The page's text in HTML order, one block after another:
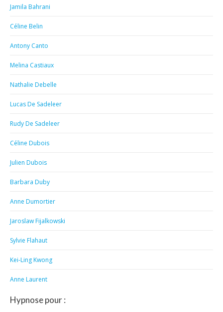
Jamila Bahrani
Céline Belin
Antony Canto
Melina Castiaux
Nathalie Debelle
Lucas De Sadeleer
Rudy De Sadeleer
Céline Dubois
Julien Dubois
Barbara Duby
Anne Dumortier
Jaroslaw Fijalkowski
Sylvie Flahaut
Kei-Ling Kwong
Anne Laurent
Hypnose pour :